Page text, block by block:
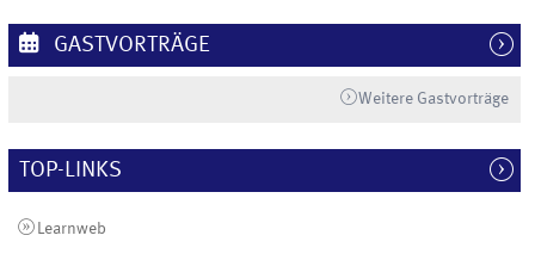
GASTVORTRÄGE
Weitere Gastvorträge
TOP-LINKS
Learnweb